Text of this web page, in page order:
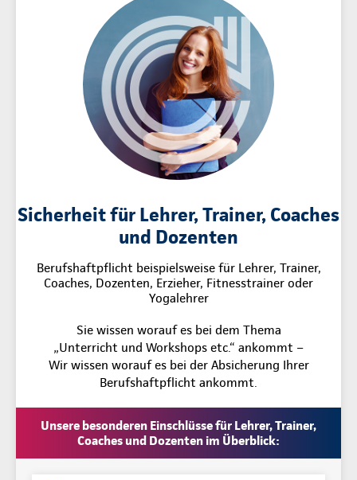
Sicherheit für Lehrer, Trainer, Coaches
und Dozenten
Berufshaftpflicht beispielsweise für Lehrer, Trainer,
Coaches, Dozenten, Erzieher, Fitnesstrainer oder
Yogalehrer
Sie wissen worauf es bei dem Thema
„Unterricht und Workshops etc.“ ankommt –
Wir wissen worauf es bei der Absicherung Ihrer
Berufshaftpflicht ankommt.
Unsere besonderen Einschlüsse für Lehrer, Trainer,
Coaches und Dozenten im Überblick: